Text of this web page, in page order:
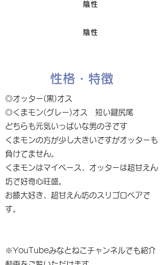
陰性
陰性
性格・特徴
◎オッター(黒)オス
◎くまモン(グレー)オス 短い鍵尻尾
どちらも元気いっぱいな男の子です
くまモンの方が少し大きいですがオッターも
負けてません。
くまモンはマイペース、オッターは超甘えん
坊で好奇心旺盛。
お膝大好き、超甘えん坊のスリゴロペアで
す。
※YouTubeみなとねこチャンネルでも紹介